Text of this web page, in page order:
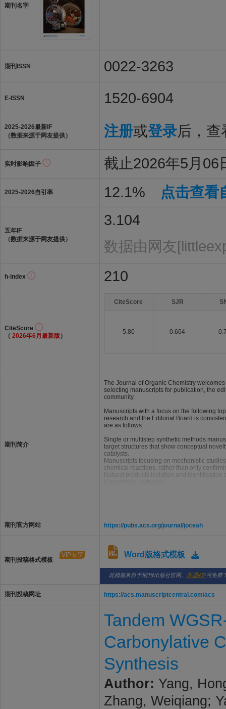
期刊名字
期刊ISSN 0022-3263
E-ISSN 1520-6904
2025-2026最新IF
（数据来源于网友提供）
注册或登录后，查
实时影响因子 截止2026年5月06
2025-2026自引率 12.1% 点击查看
五年IF
（数据来源于网友提供）
3.104
数据由网友
h-index 210
CiteScore
（ 2026年6月最新版 ）
CiteScore SJR
5.80 0.604
期刊简介
The Journal of Organic Chemistry
selecting manuscripts for publication, the
community.
Manuscripts with a focus on the following
research and the Editorial Board is
are as follows:
Single or multistep synthetic methods
target structures that show conceptual
catalysts.
Manuscripts focusing on mechanistic
chemical reactions, rather than only
Natural products isolation and
期刊官方网站 https://pubs.acs.org/journal/joceah
期刊投稿格式模板
VIP专享 Word版格式模板
此模板来自于期刊/出版社官网。 开通VIP 可免费
期刊投稿网址 https://acs.manuscriptcentral.com/acs
Tandem
Carbonylative
Synthesis
Author: Yang,
Zhang, Weiqiang;